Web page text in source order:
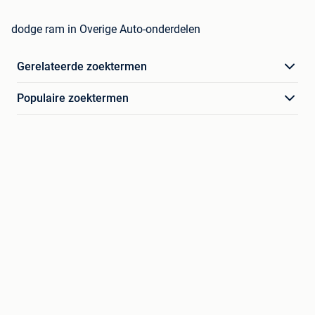
dodge ram in Overige Auto-onderdelen
Gerelateerde zoektermen
Populaire zoektermen